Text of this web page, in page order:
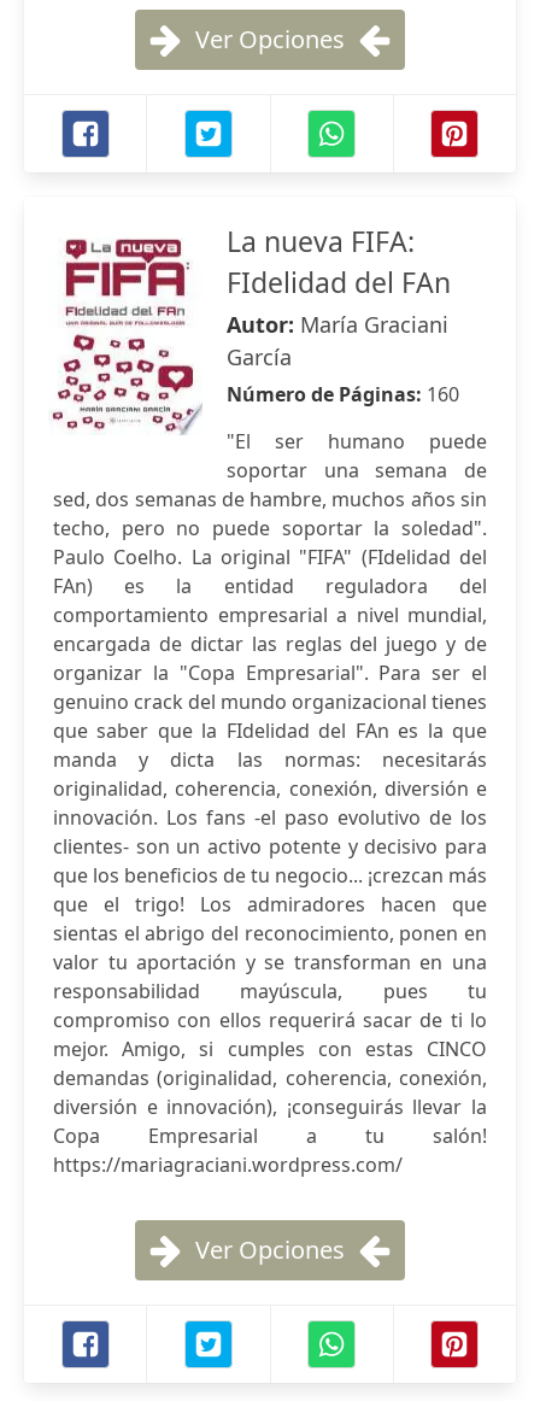
Ver Opciones
La nueva FIFA:
FIdelidad del FAn
Autor: María Graciani
García
Número de Páginas: 160
"El ser humano puede
soportar una semana de
sed, dos semanas de hambre, muchos años sin
techo, pero no puede soportar la soledad".
Paulo Coelho. La original "FIFA" (FIdelidad del
FAn) es la entidad reguladora del
comportamiento empresarial a nivel mundial,
encargada de dictar las reglas del juego y de
organizar la "Copa Empresarial". Para ser el
genuino crack del mundo organizacional tienes
que saber que la FIdelidad del FAn es la que
manda y dicta las normas: necesitarás
originalidad, coherencia, conexión, diversión e
innovación. Los fans -el paso evolutivo de los
clientes- son un activo potente y decisivo para
que los beneficios de tu negocio... ¡crezcan más
que el trigo! Los admiradores hacen que
sientas el abrigo del reconocimiento, ponen en
valor tu aportación y se transforman en una
responsabilidad mayúscula, pues tu
compromiso con ellos requerirá sacar de ti lo
mejor. Amigo, si cumples con estas CINCO
demandas (originalidad, coherencia, conexión,
diversión e innovación), ¡conseguirás llevar la
Copa Empresarial a tu salón!
https://mariagraciani.wordpress.com/
Ver Opciones